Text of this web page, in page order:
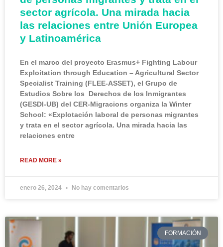
sector agrícola. Una mirada hacia
las relaciones entre Unión Europea
y Latinoamérica
En el marco del proyecto Erasmus+ Fighting Labour
Exploitation through Education – Agricultural Sector
Specialist Training (FLEE-ASSET), el Grupo de
Estudios Sobre los Derechos de los Inmigrantes
(GESDI-UB) del CER-Migracions organiza la Winter
School: «Explotación laboral de personas migrantes
y trata en el sector agrícola. Una mirada hacia las
relaciones entre
READ MORE »
enero 26, 2024 No hay comentarios
FORMACIÓN